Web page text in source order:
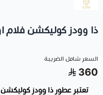
ذا وودز كوليكشن فلام او دو
السعر شامل الضريبة
360
تعتبر عطور ذا وودز